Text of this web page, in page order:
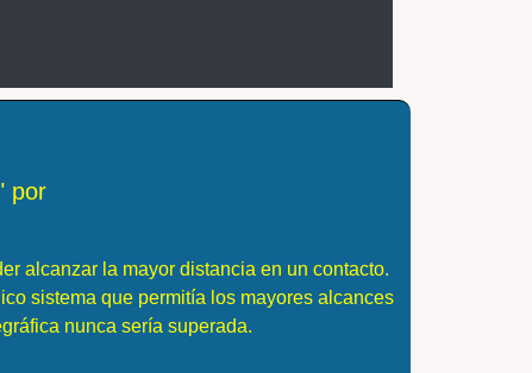
por
alcanzar la mayor distancia en un contacto.
sistema que permitía los mayores alcances
nunca sería superada.